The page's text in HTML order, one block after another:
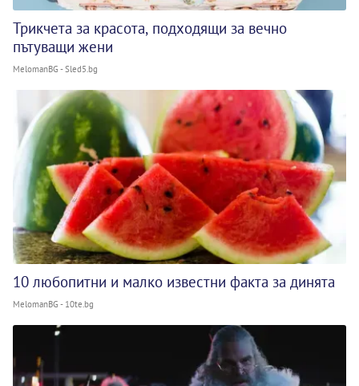
Трикчета за красота, подходящи за вечно
пътуващи жени
MelomanBG - Sled5.bg
10 любопитни и малко известни факта за динята
MelomanBG - 10te.bg